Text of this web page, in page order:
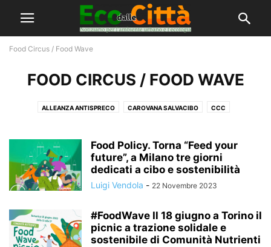
Food Circus / Food Wave
FOOD CIRCUS / FOOD WAVE
ALLEANZA ANTISPRECO CAROVANA SALVACIBO CCC
MILANO SALVACIBO
SABATO SALVACIBO SABATO SALVACIBO LIVE SENTINELLE DEI RIFIUTI
VIVILIBRON
Food Policy. Torna “Feed your
future”, a Milano tre giorni
dedicati a cibo e sostenibilità
Luigi Vendola - 22 Novembre 2023
#FoodWave Il 18 giugno a Torino il
picnic a trazione solidale e
sostenibile di Comunità Nutrienti